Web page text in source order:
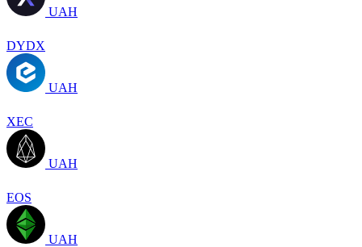
UAH
DYDX
UAH
XEC
UAH
EOS
UAH